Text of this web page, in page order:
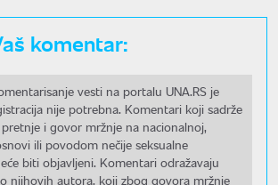
komentar:
vesti na portalu UNA.RS je
nije potrebna. Komentari koji sadrže
i govor mržnje na nacionalnoj,
ili povodom nečije seksualne
biti objavljeni. Komentari odražavaju
njihovih autora, koji zbog govora mržnje